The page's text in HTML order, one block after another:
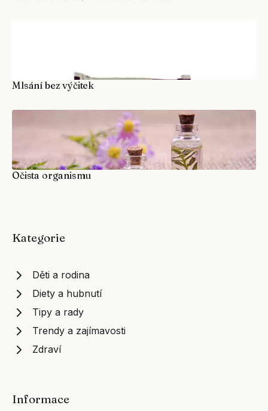
Mlsání bez výčitek
Očista organismu
Kategorie
Děti a rodina
Diety a hubnutí
Tipy a rady
Trendy a zajímavosti
Zdraví
Informace